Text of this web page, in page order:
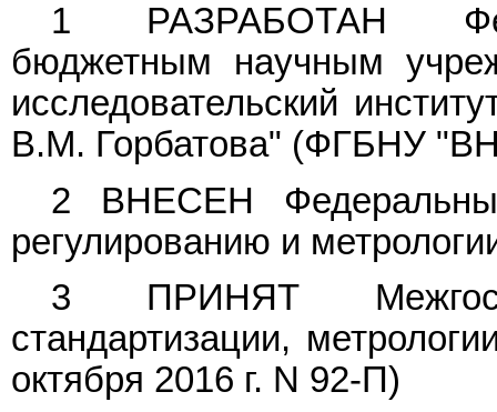
1 РАЗРАБОТАН
бюджетным научным
исследовательский
В.М. Горбатова" (ФГБНУ
2 ВНЕСЕН
регулированию и
3 ПРИНЯТ
стандартизации,
октября 2016 г. N 92-П)